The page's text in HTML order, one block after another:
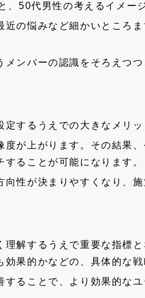
50代男性の考えるイメー
の悩みなど細かいところ
ンバーの認識をそろえつ
するうえでの大きなメリッ
が上がります。その結果
ることが可能になります。
性が決まりやすくなり、施
解するうえで重要な指標
果的かなどの、具体的な
ることで、より効果的な